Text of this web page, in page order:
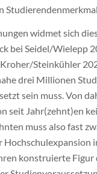
widmet sich
bei Seidel/Wielepp
Steinkühler
drei Millionen
sein muss. Von
seit Jahr(zehnt)en
muss also fast
konstruierte Figur